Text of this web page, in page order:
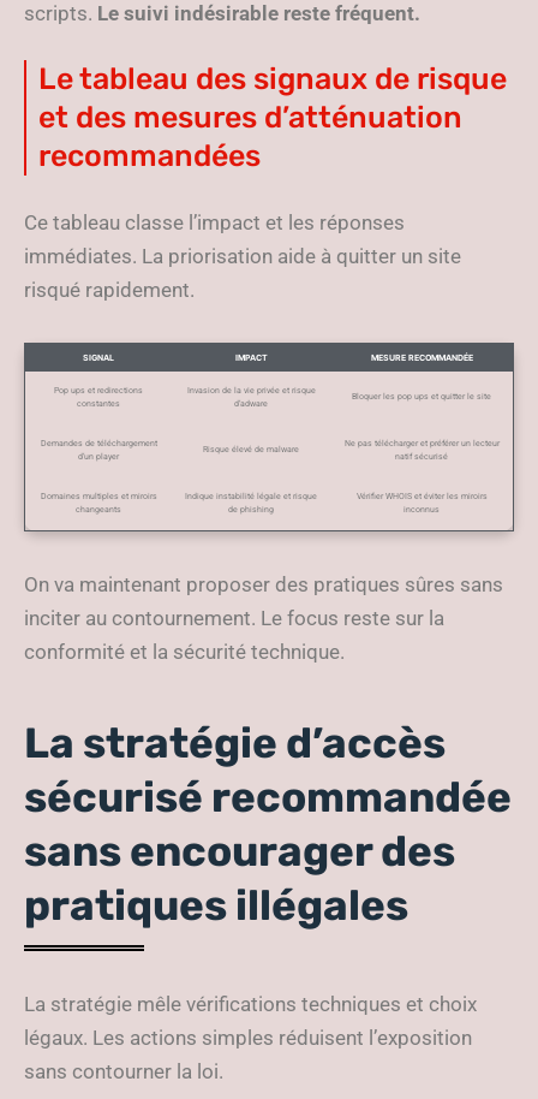
scripts. Le suivi indésirable reste fréquent.
Le tableau des signaux de risque
et des mesures d’atténuation
recommandées
Ce tableau classe l’impact et les réponses
immédiates. La priorisation aide à quitter un site
risqué rapidement.
SIGNAL IMPACT MESURE RECOMMANDÉE
Pop ups et redirections
constantes
Invasion de la vie privée et risque
d’adware
Bloquer les pop ups et quitter le site
Demandes de téléchargement
d’un player
Risque élevé de malware
Ne pas télécharger et préférer un lecteur
natif sécurisé
Domaines multiples et miroirs
changeants
Indique instabilité légale et risque
de phishing
Vérifier WHOIS et éviter les miroirs
inconnus
On va maintenant proposer des pratiques sûres sans
inciter au contournement. Le focus reste sur la
conformité et la sécurité technique.
La stratégie d’accès
sécurisé recommandée
sans encourager des
pratiques illégales
La stratégie mêle vérifications techniques et choix
légaux. Les actions simples réduisent l’exposition
sans contourner la loi.